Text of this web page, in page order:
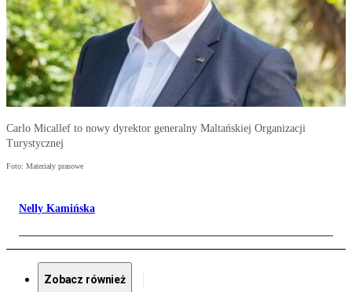
Carlo Micallef to nowy dyrektor generalny Maltańskiej Organizacji
Turystycznej
Foto: Materiały prasowe
Nelly Kamińska
Zobacz również